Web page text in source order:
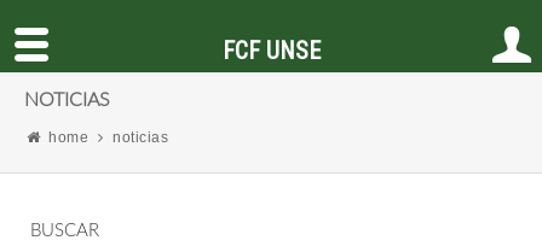
NOTICIAS
home noticias
BUSCAR
FCF UNSE